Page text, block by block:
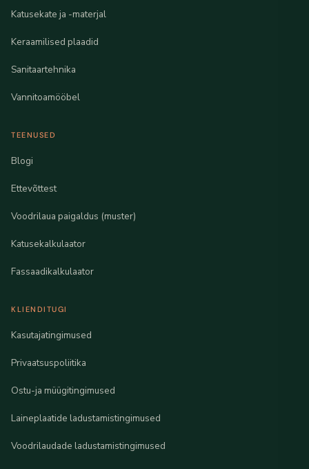
Katusekate ja -materjal
Keraamilised plaadid
Sanitaartehnika
Vannitoamööbel
TEENUSED
Blogi
Ettevõttest
Voodrilaua paigaldus (muster)
Katusekalkulaator
Fassaadikalkulaator
KLIENDITUGI
Kasutajatingimused
Privaatsuspoliitika
Ostu-ja müügitingimused
Laineplaatide ladustamistingimused
Voodrilaudade ladustamistingimused